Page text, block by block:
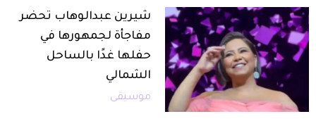
شيرين عبدالوهاب تحضر
مفاجأة لجمهورها في
حفلها غدًا بالساحل
الشمالي
موسيقى